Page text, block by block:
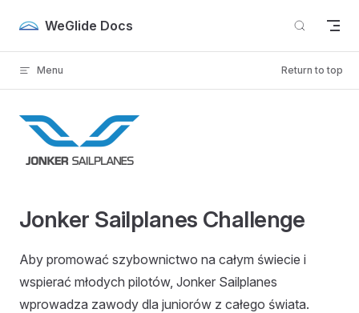
Skip to content
WeGlide Docs
Menu Return to top
Jonker Sailplanes Challenge
Aby promować szybownictwo na całym świecie i
wspierać młodych pilotów, Jonker Sailplanes
wprowadza zawody dla juniorów z całego świata.